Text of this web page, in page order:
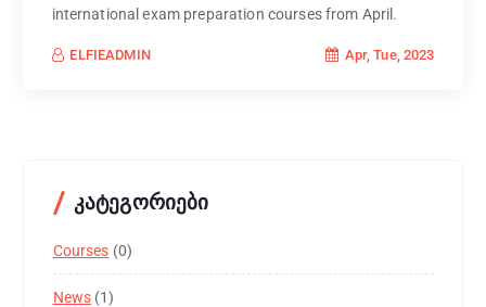
international exam preparation courses from April.
ELFIEADMIN Apr, Tue, 2023
კატეგორიები
Courses (0)
News (1)